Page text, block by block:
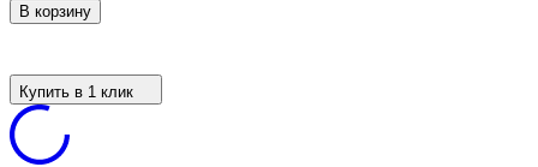
В корзину
Купить в 1 клик